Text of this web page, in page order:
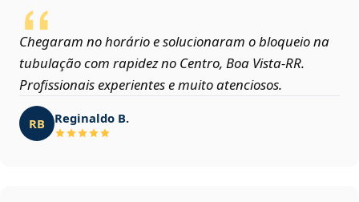
Chegaram no horário e solucionaram o bloqueio na
tubulação com rapidez no Centro, Boa Vista‑RR.
Profissionais experientes e muito atenciosos.
RB Reginaldo B.